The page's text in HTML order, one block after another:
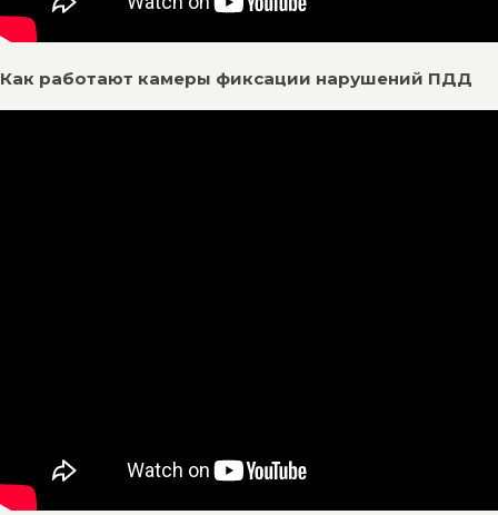
Как работают камеры фиксации нарушений ПДД